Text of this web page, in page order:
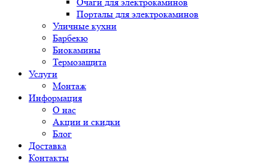
Порталы для электрокаминов
Уличные кухни
Барбекю
Биокамины
Термозащита
Услуги
Монтаж
Информация
О нас
Акции и скидки
Блог
Доставка
Контакты